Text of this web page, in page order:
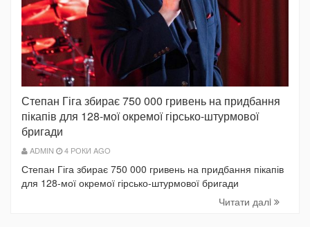
Степан Гіга збирає 750 000 гривень на придбання
пікапів для 128-мої окремої гірсько-штурмової
бригади
ADMIN 4 РОКИ AGO
Степан Гіга збирає 750 000 гривень на придбання пікапів
для 128-мої окремої гірсько-штурмової бригади
Читати далi